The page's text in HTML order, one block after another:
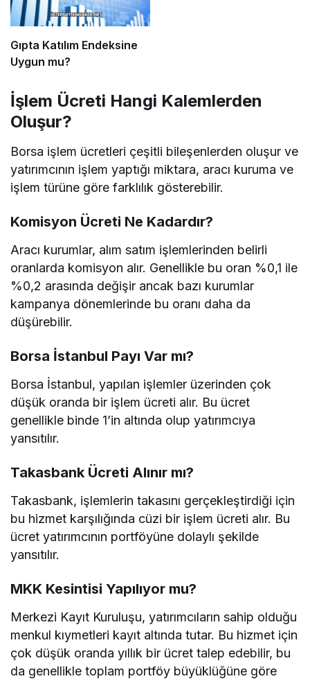
Gıpta Katılım Endeksine
Uygun mu?
İşlem Ücreti Hangi Kalemlerden
Oluşur?
Borsa işlem ücretleri çeşitli bileşenlerden oluşur ve
yatırımcının işlem yaptığı miktara, aracı kuruma ve
işlem türüne göre farklılık gösterebilir.
Komisyon Ücreti Ne Kadardır?
Aracı kurumlar, alım satım işlemlerinden belirli
oranlarda komisyon alır. Genellikle bu oran %0,1 ile
%0,2 arasında değişir ancak bazı kurumlar
kampanya dönemlerinde bu oranı daha da
düşürebilir.
Borsa İstanbul Payı Var mı?
Borsa İstanbul, yapılan işlemler üzerinden çok
düşük oranda bir işlem ücreti alır. Bu ücret
genellikle binde 1’in altında olup yatırımcıya
yansıtılır.
Takasbank Ücreti Alınır mı?
Takasbank, işlemlerin takasını gerçekleştirdiği için
bu hizmet karşılığında cüzi bir işlem ücreti alır. Bu
ücret yatırımcının portföyüne dolaylı şekilde
yansıtılır.
MKK Kesintisi Yapılıyor mu?
Merkezi Kayıt Kuruluşu, yatırımcıların sahip olduğu
menkul kıymetleri kayıt altında tutar. Bu hizmet için
çok düşük oranda yıllık bir ücret talep edebilir, bu
da genellikle toplam portföy büyüklüğüne göre